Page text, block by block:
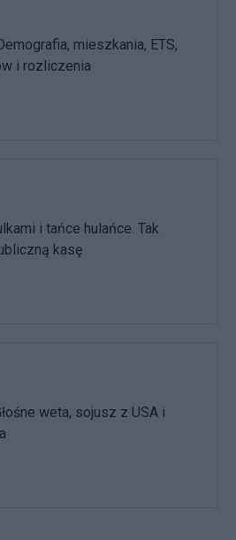
mieszkania, ETS,
i rozliczenia
i tańce hulańce. Tak
kasę
weta, sojusz z USA i